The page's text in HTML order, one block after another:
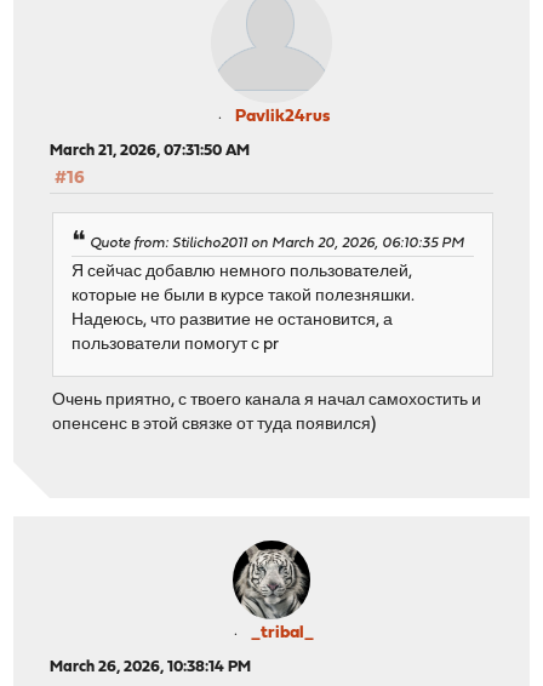
Pavlik24rus
March 21, 2026, 07:31:50 AM
#16
Quote from: Stilicho2011 on March 20, 2026, 06:10:35 PM
Я сейчас добавлю немного пользователей,
которые не были в курсе такой полезняшки.
Надеюсь, что развитие не остановится, а
пользователи помогут с pr
Очень приятно, с твоего канала я начал самохостить и
опенсенс в этой связке от туда появился)
_tribal_
March 26, 2026, 10:38:14 PM